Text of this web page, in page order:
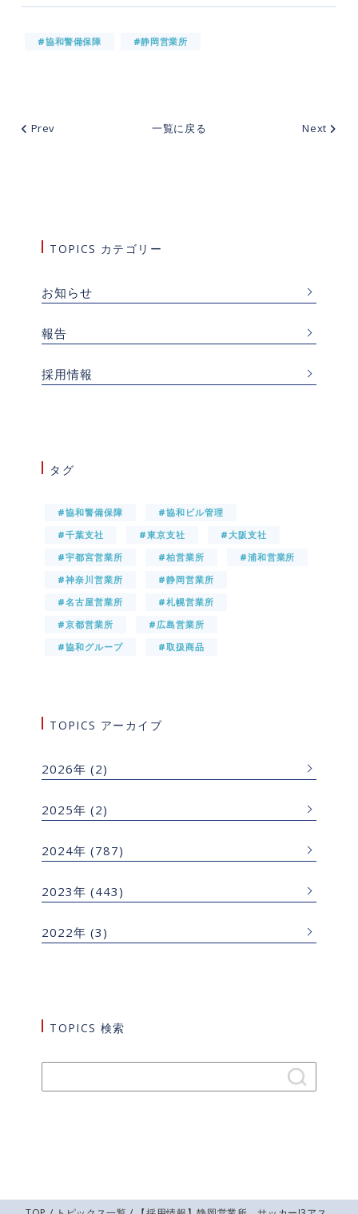
TOPICS カテゴリー
お知らせ
報告
採用情報
タグ
#協和警備保障
#協和ビル管理
#千葉支社
#東京支社
#大阪支社
#宇都宮営業所
#柏営業所
#浦和営業所
#神奈川営業所
#静岡営業所
#名古屋営業所
#札幌営業所
#京都営業所
#広島営業所
#協和グループ
#取扱商品
TOPICS アーカイブ
2026年 (2)
2025年 (2)
2024年 (787)
2023年 (443)
2022年 (3)
TOPICS 検索
#協和警備保障 #静岡営業所
Prev 一覧に戻る Next